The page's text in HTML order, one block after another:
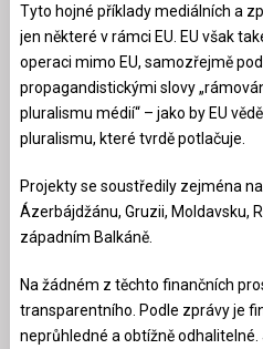
Tyto hojné příklady mediálních a
jen některé v rámci EU. EU však
operaci mimo EU, samozřejmě
propagandistickými slovy
pluralismu médií“ – jako by EU
pluralismu, které tvrdě potlačuje.
Projekty se soustředily zejména
Ázerbájdžánu, Gruzii, Moldavsku,
západním Balkáně.
Na žádném z těchto finančních
transparentního. Podle zprávy je
neprůhledné a obtížně odhalitelné.